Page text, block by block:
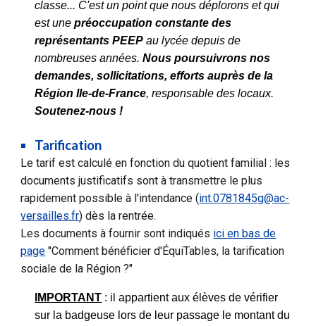
classe... C'est un point que nous déplorons et qui
est unepréoccupation constante des
représentants PEEP au lycée depuis de
nombreuses années.Nous poursuivrons nos
demandes, sollicitations, efforts auprès de la
Région Ile-de-France, responsable des locaux.
Soutenez-nous !
Tarification
Le tarif est calculé en fonction du quotient familial : les
documents justificatifs sont à transmettre le plus
rapidement possible à l'intendance (int.0781845g@ac-
versailles.fr) dès la rentrée.
Les documents à fournir sont indiqués ici en bas de
page "Comment bénéficier d'ÉquiTables, la tarification
sociale de la Région ?"
IMPORTANT : il appartient aux élèves de vérifier
sur la badgeuse lors de leur passage le montant du